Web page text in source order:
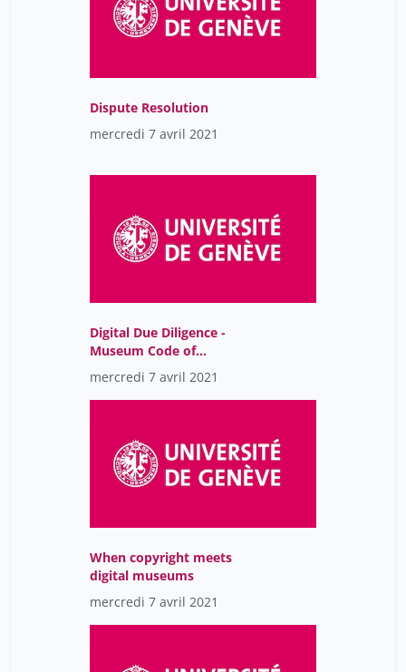
Dispute Resolution
mercredi 7 avril 2021
Digital Due Diligence -
Museum Code of
conduct: practices and
legal challenges
mercredi 7 avril 2021
When copyright meets
digital museums
mercredi 7 avril 2021